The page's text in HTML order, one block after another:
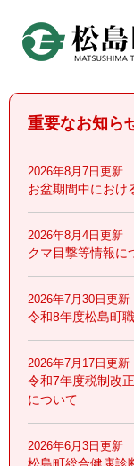
頭
重要なお知ら
2026年8月7日更新
お盆期間中におけ
2026年8月4日更新
クマ目撃等情報に
2026年7月30日更新
令和8年度松島町
2026年7月17日更新
令和7年度税制改
について
2026年6月3日更新